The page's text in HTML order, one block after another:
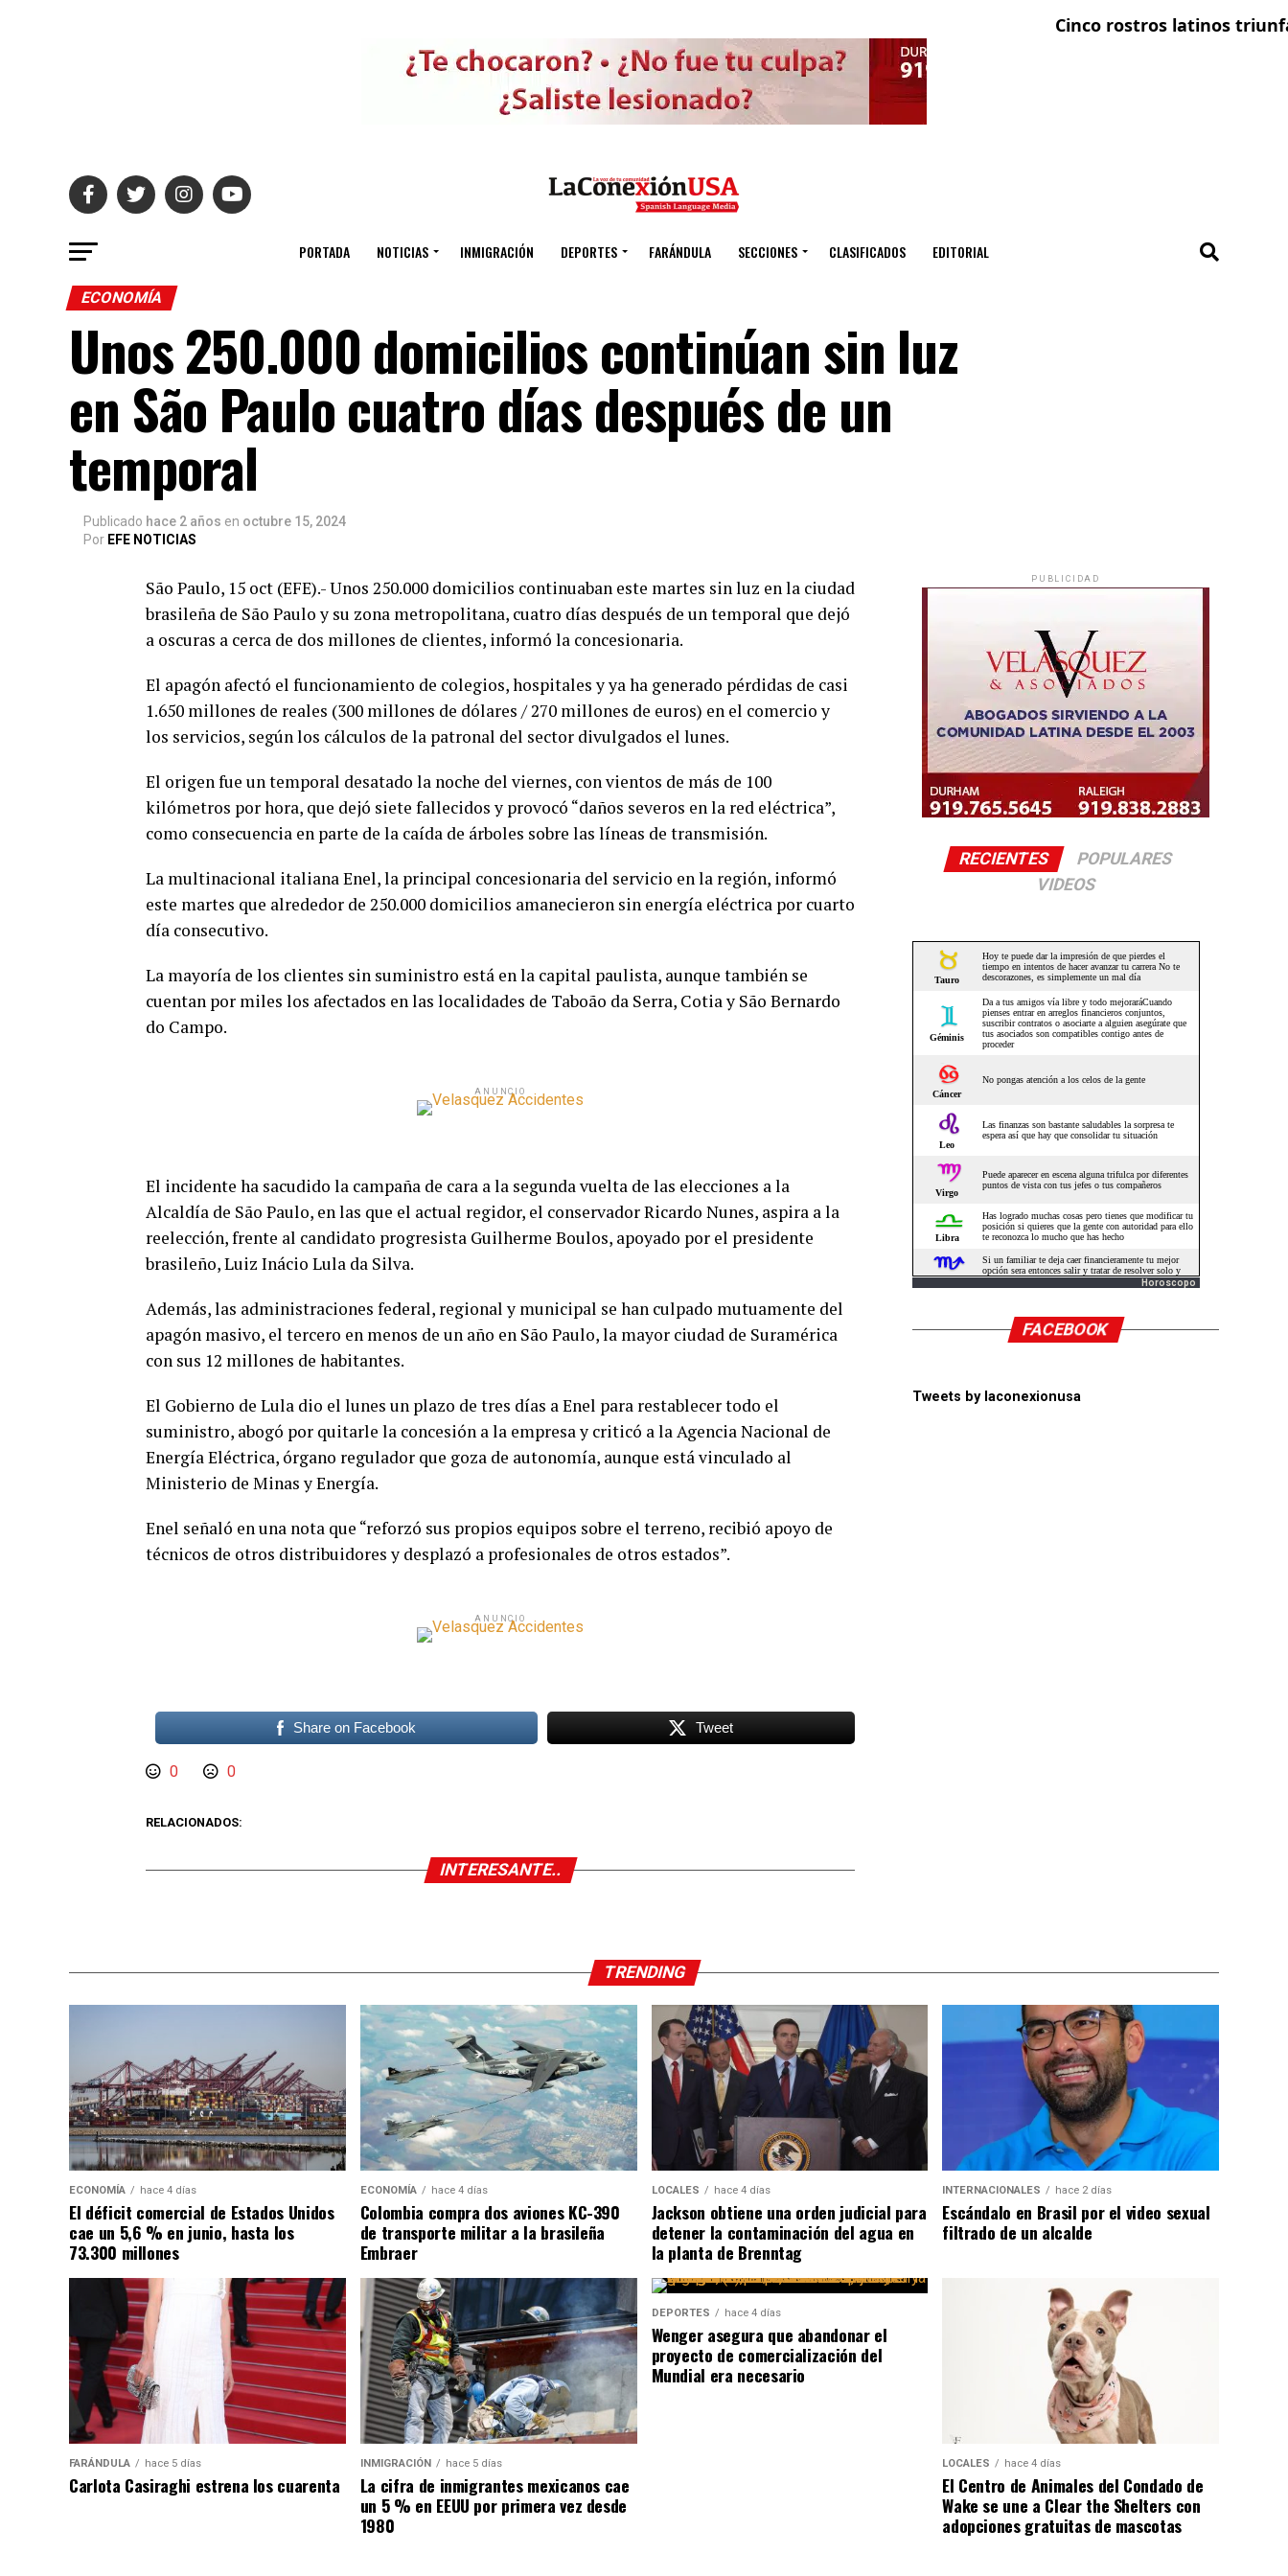
Cinco rostros latinos triunfan
PORTADA NOTICIAS INMIGRACIÓN DEPORTES FARÁNDULA SECCIONES CLASIFICADOS EDITORIAL
ECONOMÍA
Unos 250.000 domicilios continúan sin luz
en São Paulo cuatro días después de un
temporal
Publicado hace 2 años en octubre 15, 2024
Por EFE NOTICIAS
São Paulo, 15 oct (EFE).- Unos 250.000 domicilios continuaban este martes sin luz en la ciudad
brasileña de São Paulo y su zona metropolitana, cuatro días después de un temporal que dejó
a oscuras a cerca de dos millones de clientes, informó la concesionaria.
El apagón afectó el funcionamiento de colegios, hospitales y ya ha generado pérdidas de casi
1.650 millones de reales (300 millones de dólares / 270 millones de euros) en el comercio y
los servicios, según los cálculos de la patronal del sector divulgados el lunes.
El origen fue un temporal desatado la noche del viernes, con vientos de más de 100
kilómetros por hora, que dejó siete fallecidos y provocó “daños severos en la red eléctrica”,
como consecuencia en parte de la caída de árboles sobre las líneas de transmisión.
La multinacional italiana Enel, la principal concesionaria del servicio en la región, informó
este martes que alrededor de 250.000 domicilios amanecieron sin energía eléctrica por cuarto
día consecutivo.
La mayoría de los clientes sin suministro está en la capital paulista, aunque también se
cuentan por miles los afectados en las localidades de Taboão da Serra, Cotia y São Bernardo
do Campo.
ANUNCIO
El incidente ha sacudido la campaña de cara a la segunda vuelta de las elecciones a la
Alcaldía de São Paulo, en las que el actual regidor, el conservador Ricardo Nunes, aspira a la
reelección, frente al candidato progresista Guilherme Boulos, apoyado por el presidente
brasileño, Luiz Inácio Lula da Silva.
Además, las administraciones federal, regional y municipal se han culpado mutuamente del
apagón masivo, el tercero en menos de un año en São Paulo, la mayor ciudad de Suramérica
con sus 12 millones de habitantes.
El Gobierno de Lula dio el lunes un plazo de tres días a Enel para restablecer todo el
suministro, abogó por quitarle la concesión a la empresa y criticó a la Agencia Nacional de
Energía Eléctrica, órgano regulador que goza de autonomía, aunque está vinculado al
Ministerio de Minas y Energía.
Enel señaló en una nota que “reforzó sus propios equipos sobre el terreno, recibió apoyo de
técnicos de otros distribuidores y desplazó a profesionales de otros estados”.
ANUNCIO
Share on Facebook Tweet
0 0
RELACIONADOS:
INTERESANTE..
PUBLICIDAD
RECIENTES
POPULARES
VIDEOS
Horoscopo
FACEBOOK
Tweets by laconexionusa
TRENDING
ECONOMÍA hace 4 días
El déficit comercial de Estados Unidos
cae un 5,6 % en junio, hasta los
73.300 millones
ECONOMÍA hace 4 días
Colombia compra dos aviones KC-390
de transporte militar a la brasileña
Embraer
LOCALES hace 4 días
Jackson obtiene una orden judicial para
detener la contaminación del agua en
la planta de Brenntag
INTERNACIONALES hace 2 días
Escándalo en Brasil por el video sexual
filtrado de un alcalde
FARÁNDULA hace 5 días
Carlota Casiraghi estrena los cuarenta
INMIGRACIÓN hace 5 días
La cifra de inmigrantes mexicanos cae
un 5 % en EEUU por primera vez desde
1980
DEPORTES hace 4 días
Wenger asegura que abandonar el
proyecto de comercialización del
Mundial era necesario
LOCALES hace 4 días
El Centro de Animales del Condado de
Wake se une a Clear the Shelters con
adopciones gratuitas de mascotas